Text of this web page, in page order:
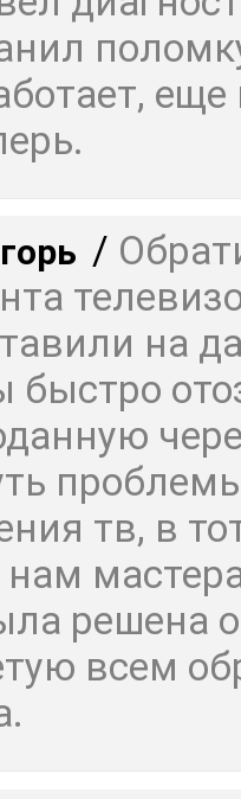
еще
/
на
быстро
тв, в
решена
всем